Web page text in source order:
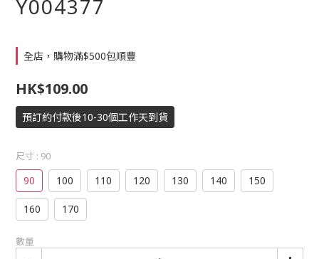
Y004377
全店，購物滿$500包順豐
HK$109.00
預訂約付款後10-30個工作天到貨
尺寸 : 90
90 100 110 120 130 140 150
160 170
數量